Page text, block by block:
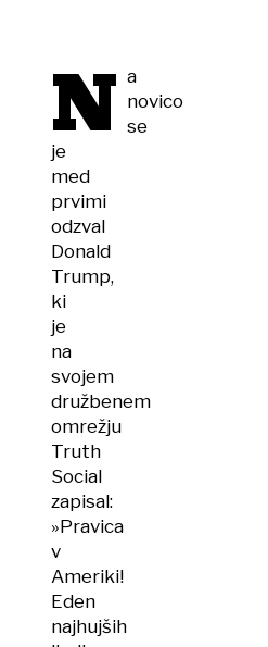
N a
novico
se
je
med
prvimi
odzval
Donald
Trump,
ki
je
na
svojem
družbenem
omrežju
Truth
Social
zapisal:
»Pravica
v
Ameriki!
Eden
najhujših